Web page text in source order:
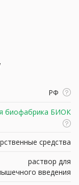
РФ
биофабрика БИОК
средства
раствор для
введения